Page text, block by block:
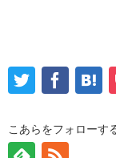
こあらをフォローす